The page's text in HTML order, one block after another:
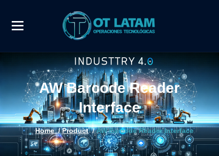
AW Barcode Reader
Interface
Home/Product/AW Barcode Reader Interface